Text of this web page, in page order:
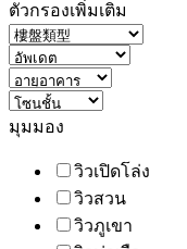
ตัวกรองเพิ่มเติม
มุมมอง
วิวเปิดโล่ง
วิวสวน
วิวภูเขา